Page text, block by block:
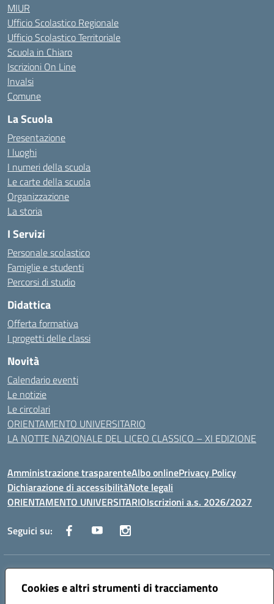
Cookies e altri strumenti di tracciamento
MIUR
Ufficio Scolastico Regionale
Ufficio Scolastico Territoriale
Scuola in Chiaro
Iscrizioni On Line
Invalsi
Comune
La Scuola
Presentazione
I luoghi
I numeri della scuola
Le carte della scuola
Organizzazione
La storia
I Servizi
Personale scolastico
Famiglie e studenti
Percorsi di studio
Didattica
Offerta formativa
I progetti delle classi
Novità
Calendario eventi
Le notizie
Le circolari
ORIENTAMENTO UNIVERSITARIO
LA NOTTE NAZIONALE DEL LICEO CLASSICO – XI EDIZIONE
Amministrazione trasparenteAlbo onlinePrivacy Policy
Dichiarazione di accessibilitàNote legali
ORIENTAMENTO UNIVERSITARIOIscrizioni a.s. 2026/2027
Seguici su:
Indirizzo:
Centralino:0882 331218 Email:fgps210002@istruzione.it